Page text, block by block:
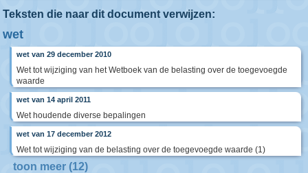
Teksten die naar dit document verwijzen:
wet
wet van 29 december 2010
Wet tot wijziging van het Wetboek van de belasting over de toegevoegde
waarde
wet van 14 april 2011
Wet houdende diverse bepalingen
wet van 17 december 2012
Wet tot wijziging van de belasting over de toegevoegde waarde (1)
toon meer (12)